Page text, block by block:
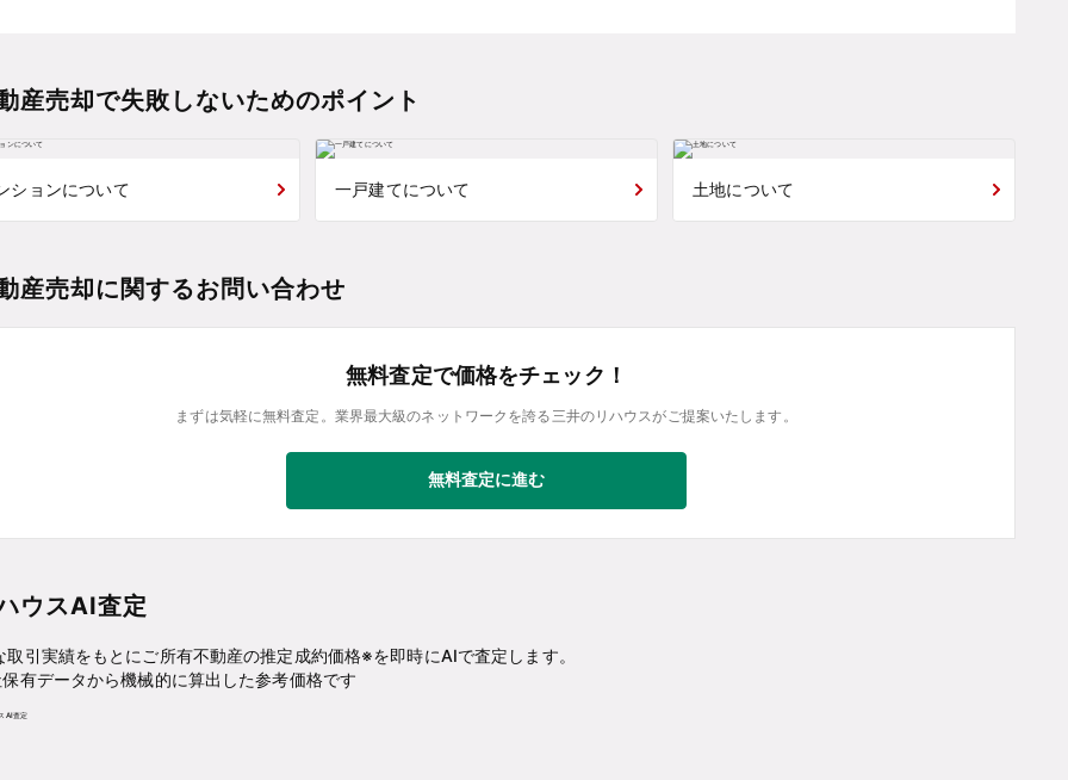
産売却で失敗しないためのポイント
ションについて 一戸建てについて 土地について
産売却に関するお問い合わせ
無料査定で価格をチェック！
まずは気軽に無料査定。業界最大級のネットワークを誇る三井のリハウスがご提案いたします。
無料査定に進む
ウスAI査定
取引実績をもとにご所有不動産の推定成約価格※を即時にAIで査定します。
有データから機械的に算出した参考価格です